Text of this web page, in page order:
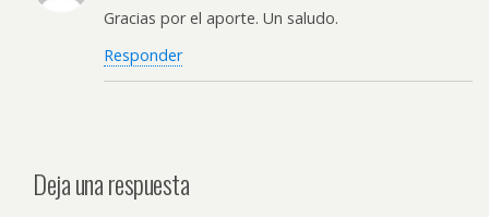
Gracias por el aporte. Un saludo.
Responder
Deja una respuesta